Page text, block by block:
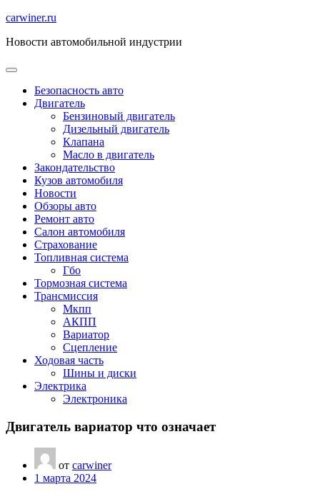
Перейти
содержимому
carwiner.ru
Новости автомобильной индустрии
Безопасность авто
Двигатель
Бензиновый двигатель
Дизельный двигатель
Клапана
Масло в двигатель
Закондательство
Кузов автомобиля
Новости
Обзоры авто
Ремонт авто
Салон автомобиля
Страхование
Топливная система
Гбо
Тормозная система
Трансмиссия
Мкпп
АКПП
Вариатор
Сцепление
Ходовая часть
Шины и диски
Электрика
Электроника
Двигатель вариатор что означает
от carwiner
1 марта 2024